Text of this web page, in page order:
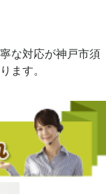
な対応が神戸市須
ます。